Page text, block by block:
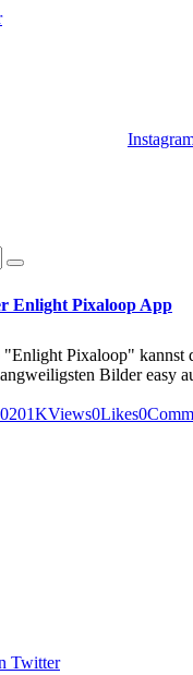
Enlight Pixaloop App
Pixaloop" kannst
Bilder easy
1KViews0Likes0
Twitter